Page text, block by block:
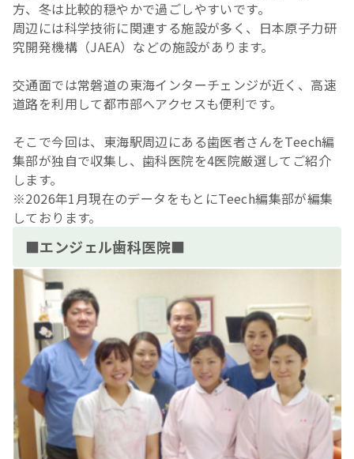
方、冬は比較的穏やかで過ごしやすいです。
周辺には科学技術に関連する施設が多く、日本原子力研
究開発機構（JAEA）などの施設があります。
交通面では常磐道の東海インターチェンジが近く、高速
道路を利用して都市部へアクセスも便利です。
そこで今回は、東海駅周辺にある歯医者さんをTeech編
集部が独自で収集し、歯科医院を4医院厳選してご紹介
します。
※2026年1月現在のデータをもとにTeech編集部が編集
しております。
■エンジェル歯科医院■